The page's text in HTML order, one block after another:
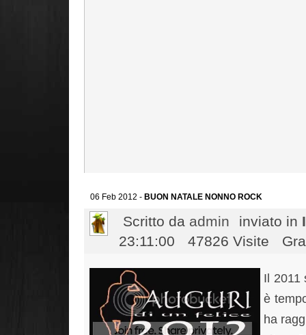
06 Feb 2012 - BUON NATALE NONNO ROCK
Scritto da admin inviato in
23:11:00
47826 Visite
Il 2011
è
ha